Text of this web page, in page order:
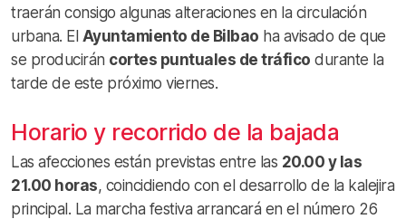
traerán consigo algunas alteraciones en la circulación
urbana. El Ayuntamiento de Bilbao ha avisado de que
se producirán cortes puntuales de tráfico durante la
tarde de este próximo viernes.
Horario y recorrido de la bajada
Las afecciones están previstas entre las 20.00 y las
21.00 horas, coincidiendo con el desarrollo de la kalejira
principal. La marcha festiva arrancará en el número 26